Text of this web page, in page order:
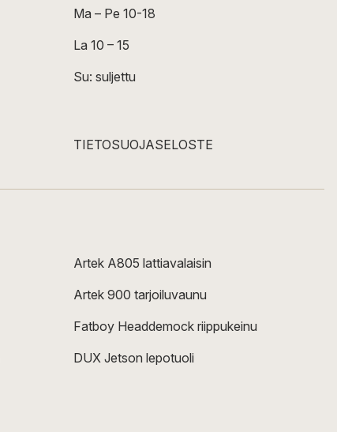
Ma – Pe 10-18
La 10 – 15
Su: suljettu
TIETOSUOJASELOSTE
Artek A805 lattiavalaisin
Artek 900 tarjoiluvaunu
Fatboy Headdemock riippukeinu
DUX Jetson lepotuoli